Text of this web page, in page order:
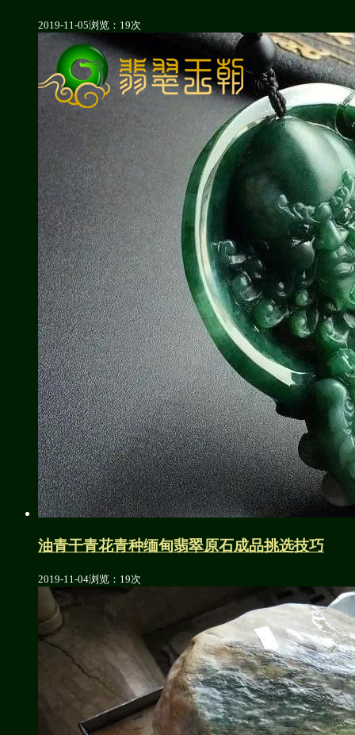
2019-11-05浏览：19次
油青干青花青种缅甸翡翠原石成品挑选技巧
2019-11-04浏览：19次